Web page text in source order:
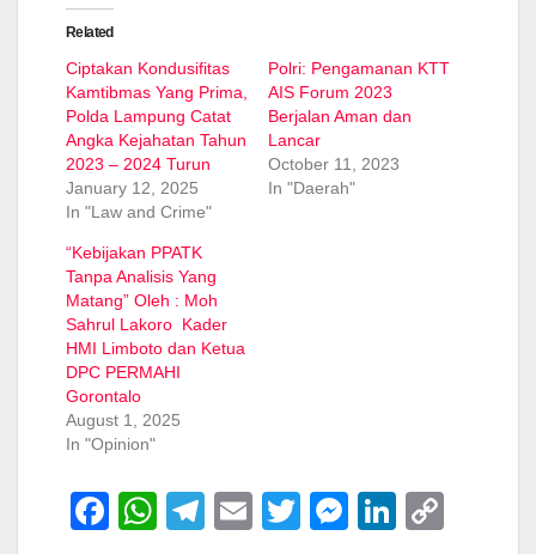
Related
Ciptakan Kondusifitas
Kamtibmas Yang Prima,
Polda Lampung Catat
Angka Kejahatan Tahun
2023 – 2024 Turun
January 12, 2025
In "Law and Crime"
Polri: Pengamanan KTT
AIS Forum 2023
Berjalan Aman dan
Lancar
October 11, 2023
In "Daerah"
“Kebijakan PPATK
Tanpa Analisis Yang
Matang” Oleh : Moh
Sahrul Lakoro Kader
HMI Limboto dan Ketua
DPC PERMAHI
Gorontalo
August 1, 2025
In "Opinion"
F
W
T
E
T
M
Li